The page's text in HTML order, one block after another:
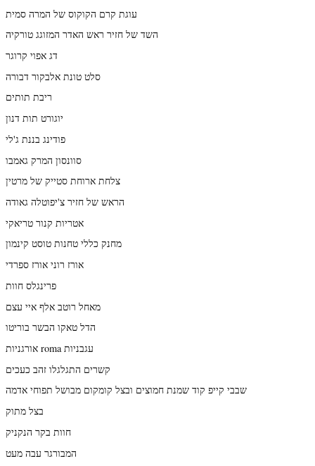
עוגת קרם הקוקוס של המרה סמית
השד של חזיר ראש האדר המזוגג טורקיה
דג אפוי קרוגר
סלט טונת אלבקור דבורה
ריבת תותים
יוגורט תות דנון
פודינג בננת ג'לי
סוונסון המרק גאמבו
צלחת ארוחת סטייק של מרטין
הראש של חזיר צ'יפוטלה גאודה
אטריות קנור טריאקי
מחנק כללי טחנות טוסט קינמון
אורז רוני אורז ספרדי
פרינגלס חוות
מאחל רוטב אלף איי עצם
הדל טאקו הבשר בוריטו
אורגניות roma עגבניות
קשרים התגלגלו זהב כעכים
שבבי קייפ קוד שמנת חמוצים ובצל קומקום מבושל תפוחי אדמה
בצל מתוק
חוות בקר הנקניק
המבורגר עבה מעט